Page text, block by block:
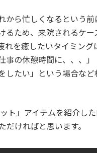
から忙しくなるという前
るため、来院されるケー
れを癒したいタイミング
事の休憩時間に、、、
したい」という場合など
」アイテムを紹介した
ければと思います。